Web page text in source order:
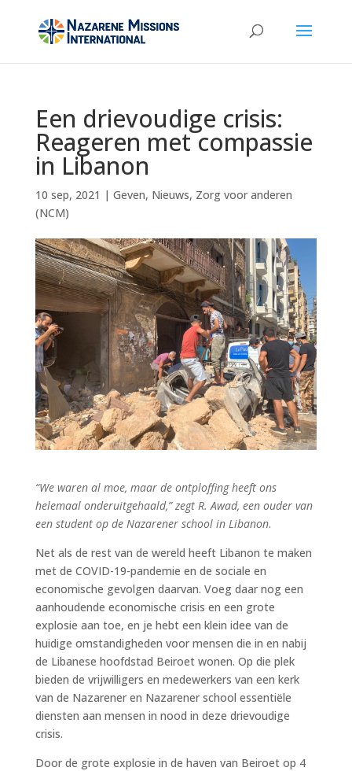
Een drievoudige crisis:
Reageren met compassie
in Libanon
10 sep, 2021 | Geven, Nieuws, Zorg voor anderen
(NCM)
“We waren al moe, maar de ontploffing heeft ons
helemaal onderuitgehaald,” zegt R. Awad, een ouder van
een student op de Nazarener school in Libanon.
Net als de rest van de wereld heeft Libanon te maken
met de COVID-19-pandemie en de sociale en
economische gevolgen daarvan. Voeg daar nog een
aanhoudende economische crisis en een grote
explosie aan toe, en je hebt een klein idee van de
huidige omstandigheden voor mensen die in en nabij
de Libanese hoofdstad Beiroet wonen. Op die plek
bieden de vrijwilligers en medewerkers van een kerk
van de Nazarener en Nazarener school essentiële
diensten aan mensen in nood in deze drievoudige
crisis.
Door de grote explosie in de haven van Beiroet op 4